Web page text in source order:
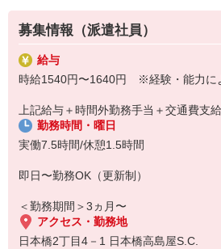
□週3日〜勤務OK
□百貨店での販売経験がある方歓迎
□日払い・週払いOK
□来社不要で登録OK！
・・・・・・・・・・・・・・・・・・・
ゥ・パリ】
ALEXANDREDEPARISは、フランス発の
ンドです。
インを特徴としています。
シャなどのヘアアクセサリーを中心に、
ています。
募集情報（派遣社員）
給与
時給1540円〜1640円 ※経験・能力に
上記給与＋時間外勤務手当＋交通費支
勤務時間・曜日
実働7.5時間/休憩1.5時間
即日〜勤務OK（更新制）
＜勤務期間＞3ヵ月〜
アクセス・勤務地
日本橋2丁目4－1 日本橋高島屋S.C.